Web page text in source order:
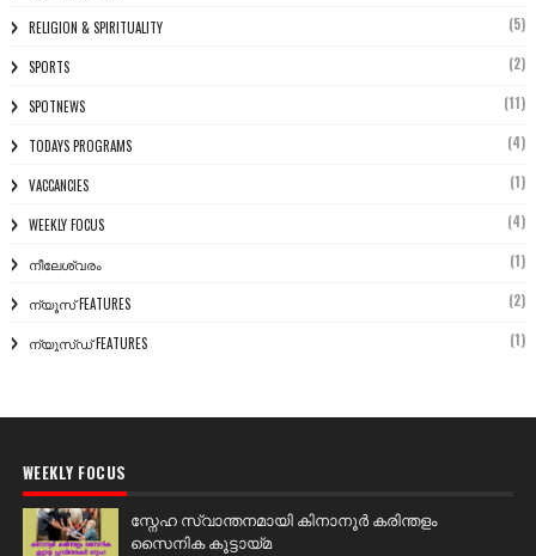
RELIGION & SPIRITUALITY (5)
SPORTS (2)
SPOTNEWS (11)
TODAYS PROGRAMS (4)
VACCANCIES (1)
WEEKLY FOCUS (4)
നീലേശ്വരം (1)
ന്യൂസ് FEATURES (2)
ന്യൂസ്ഡ് FEATURES (1)
WEEKLY FOCUS
സ്നേഹ സ്വാന്തനമായി കിനാനൂർ കരിന്തളം
സൈനിക കൂട്ടായ്മ